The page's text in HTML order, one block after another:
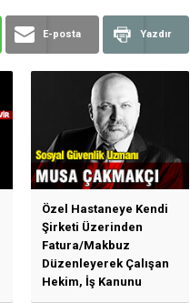
E-posta Yazdır
Özel Hastaneye Kendi
Şirketi Üzerinden
Fatura/Makbuz
Düzenleyerek Çalışan
Hekim, İş Kanunu
Hükümlerinden